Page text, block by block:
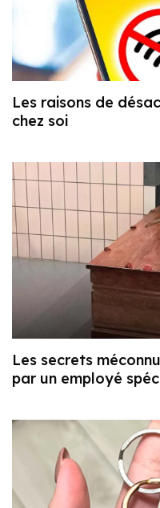
Les raisons de
chez soi
Les secrets
par un employé